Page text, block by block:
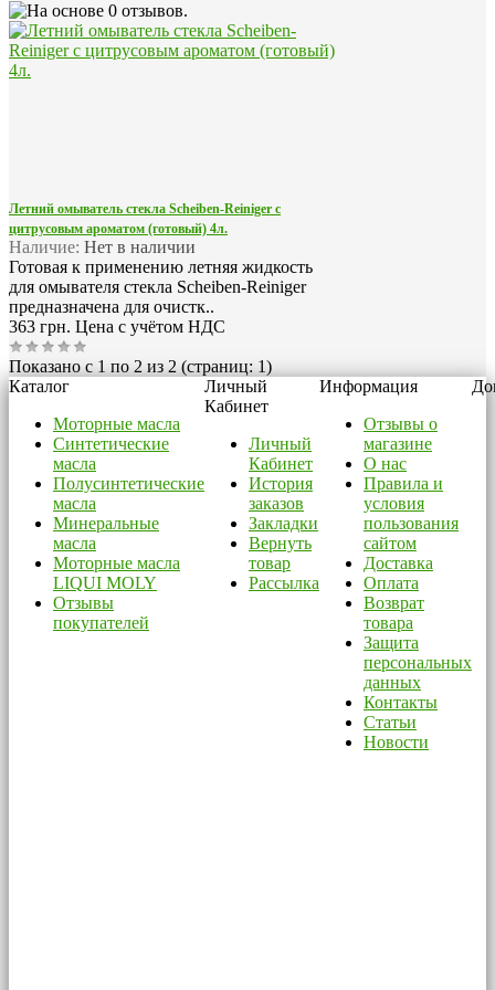
Летний омыватель стекла Scheiben-Reiniger с
цитрусовым ароматом (готовый) 4л.
Наличие: Нет в наличии
Готовая к применению летняя жидкость
для омывателя стекла Scheiben-Reiniger
предназначена для очистк..
363 грн. Цена с учётом НДС
Показано с 1 по 2 из 2 (страниц: 1)
Каталог
Моторные масла
Синтетические
масла
Полусинтетические
масла
Минеральные
масла
Моторные масла
LIQUI MOLY
Отзывы
покупателей
Личный
Кабинет
Личный
Кабинет
История
заказов
Закладки
Вернуть
товар
Рассылка
Информация
Отзывы о
магазине
О нас
Правила и
условия
пользования
сайтом
Доставка
Оплата
Возврат
товара
Защита
персональных
данных
Контакты
Статьи
Новости